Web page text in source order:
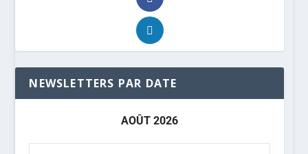
NEWSLETTERS PAR DATE
AOÛT 2026